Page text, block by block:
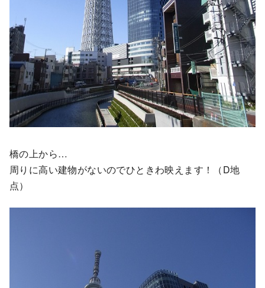
橋の上から…
周りに高い建物がないのでひときわ映えます！（D地
点）